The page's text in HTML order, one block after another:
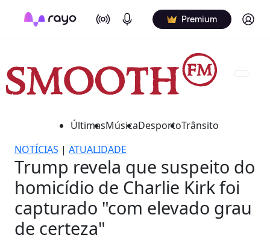
On Air Podcasts Premium Log in
ÚltimasMúsicaDesportoTrânsito
NOTÍCIAS | ATUALIDADE
Trump revela que suspeito do
homicídio de Charlie Kirk foi
capturado "com elevado grau
de certeza"